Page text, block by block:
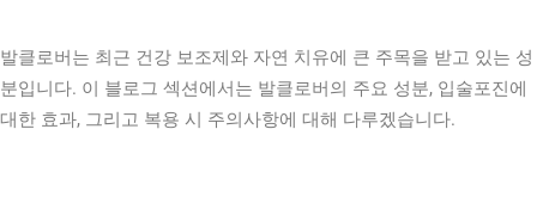
발클로버는 최근 건강 보조제와 자연 치유에 큰 주목을 받고 있는 성
분입니다. 이 블로그 섹션에서는 발클로버의 주요 성분, 입술포진에
대한 효과, 그리고 복용 시 주의사항에 대해 다루겠습니다.